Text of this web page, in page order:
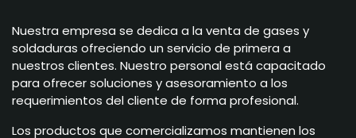
Nuestra empresa se dedica a la venta de gases y
soldaduras ofreciendo un servicio de primera a
nuestros clientes. Nuestro personal está capacitado
para ofrecer soluciones y asesoramiento a los
requerimientos del cliente de forma profesional.
Los productos que comercializamos mantienen los